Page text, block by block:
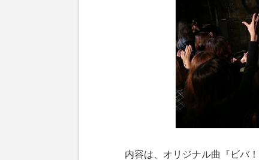
内容は、オリジナル曲『ビバ